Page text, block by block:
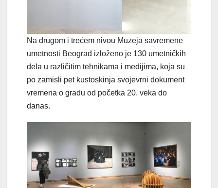
Na drugom i trećem nivou Muzeja savremene
umetnosti Beograd izloženo je 130 umetničkih
dela u različitim tehnikama i medijima, koja su
po zamisli pet kustoskinja svojevrni dokument
vremena o gradu od početka 20. veka do
danas.